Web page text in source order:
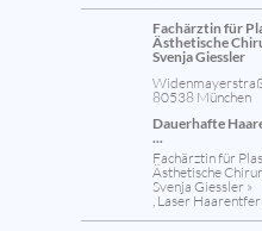
Fachärztin für
Ästhetische
Svenja Giessler
80538 München
Dauerhafte
...
Fachärztin für
Ästhetische
Svenja Giessler »
, Laser